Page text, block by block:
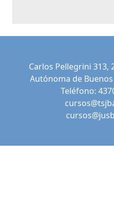
Carlos Pellegrini 313,
Autónoma de Buenos
Teléfono: